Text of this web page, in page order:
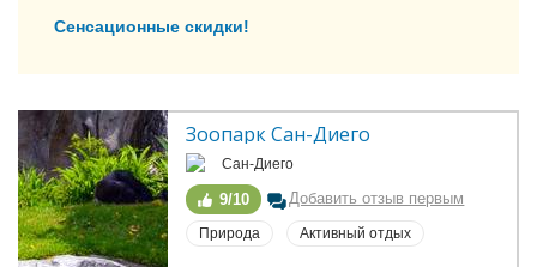
Сенсационные скидки!
Зоопарк Сан-Диего
Сан-Диего
9/10 Добавить отзыв первым
Природа Активный отдых